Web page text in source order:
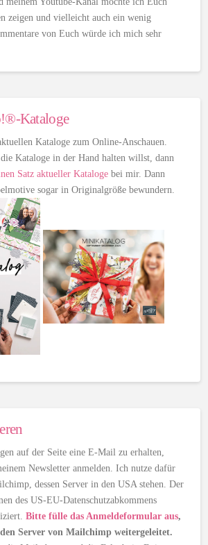
zeigen und vielleicht auch ein wenig
von Euch würde ich mich sehr
Kataloge
Kataloge zum Online-Anschauen.
Kataloge in der Hand halten willst, dann
Satz aktueller Kataloge bei mir. Dann
sogar in Originalgröße bewundern.
auf der Seite eine E-Mail zu erhalten,
Newsletter anmelden. Ich nutze dafür
dessen Server in den USA stehen. Der
des US-EU-Datenschutzabkommens
Bitte fülle das Anmeldeformular aus,
Server von Mailchimp weitergeleitet.